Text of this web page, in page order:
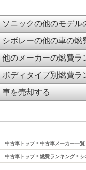
ソニックの他のモデル
シボレーの他の車の燃
他のメーカーの燃費ラ
ボディタイプ別燃費ラ
車を売却する
中古車トップ 中古車メーカー一覧
中古車トップ 燃費ランキング